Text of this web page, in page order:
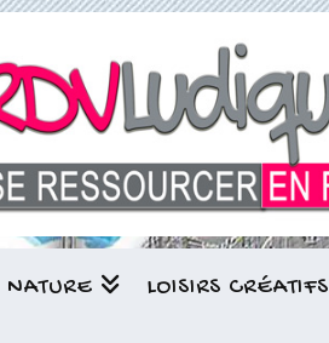
NATURE LOISIRS CRÉATIFS